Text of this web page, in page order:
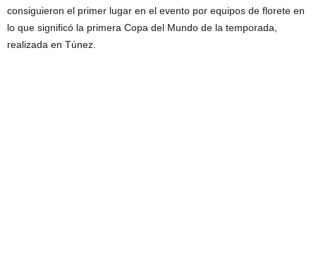
consiguieron el primer lugar en el evento por equipos de florete en
lo que significó la primera Copa del Mundo de la temporada,
realizada en Túnez.